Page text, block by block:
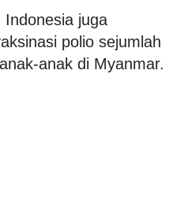
Indonesia juga
polio sejumlah
anak di Myanmar.